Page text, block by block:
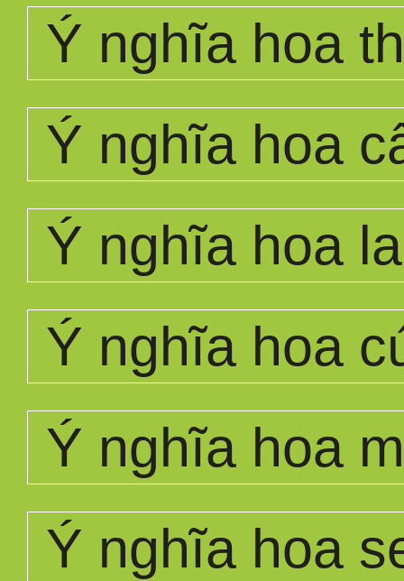
Ý nghĩa hoa
Ý nghĩa hoa
Ý nghĩa hoa
Ý nghĩa hoa
Ý nghĩa hoa
Ý nghĩa hoa